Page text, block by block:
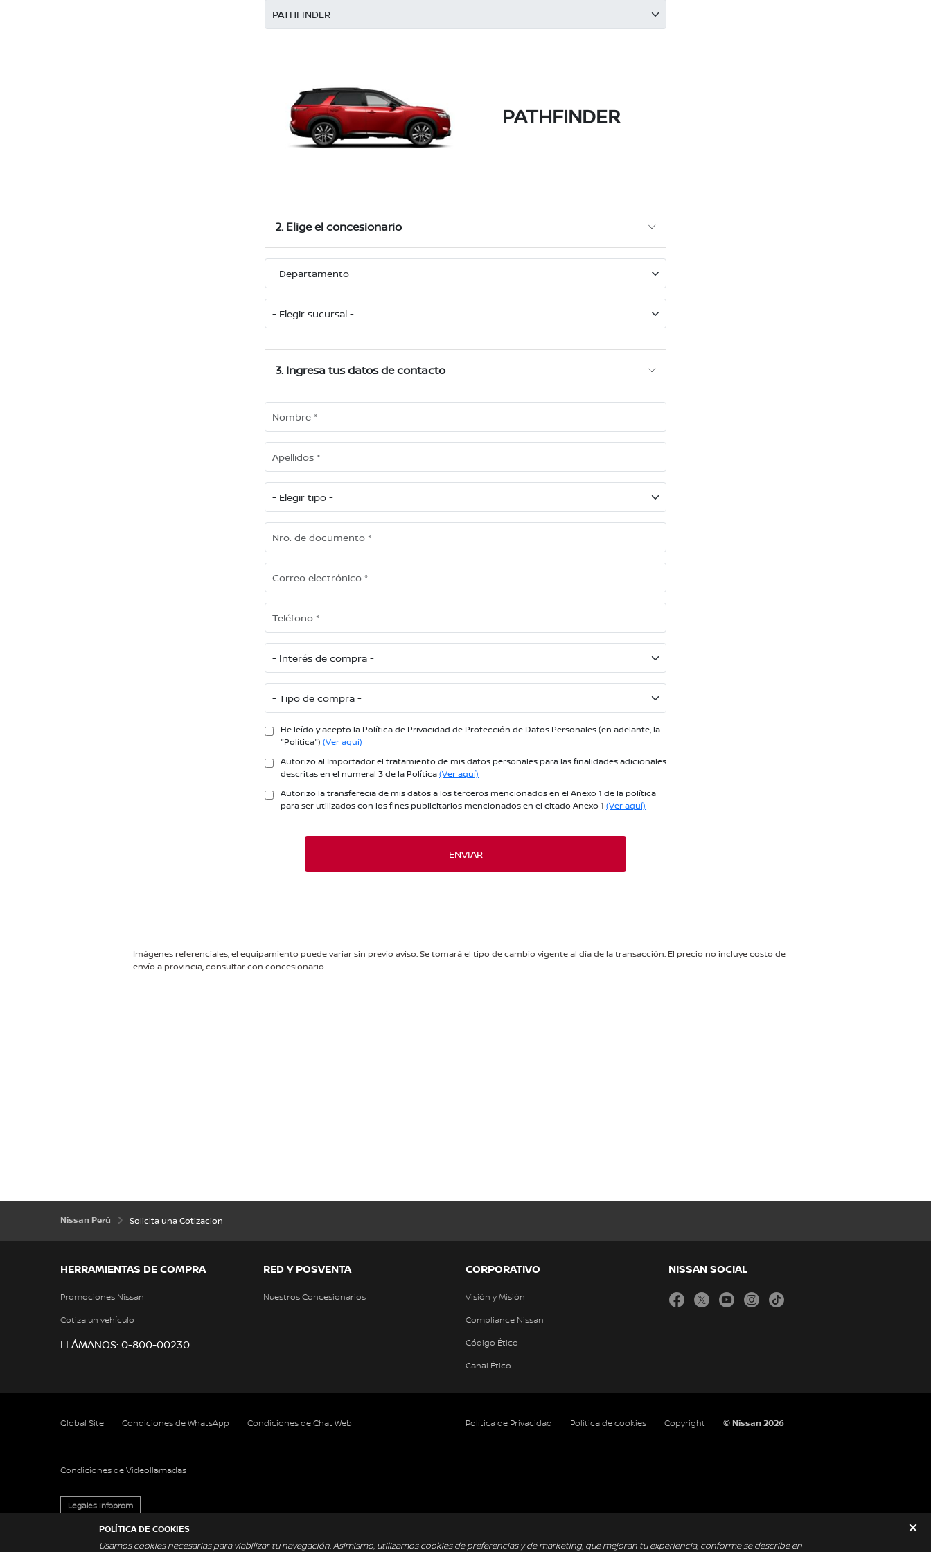
POLÍTICA DE COOKIES
Usamos cookies necesarias para viabilizar tu navegación. Asimismo, utilizamos cookies de preferencias y de marketing, que mejoran tu experiencia, conforme se describe en
Nissan Perú Solicita una Cotizacion
HERRAMIENTAS DE COMPRA
Promociones Nissan
Cotiza un vehículo
LLÁMANOS: 0-800-00230
RED Y POSVENTA
Nuestros Concesionarios
CORPORATIVO
Visión y Misión
Compliance Nissan
Código Ético
Canal Ético
NISSAN SOCIAL
facebooktwitteryoutubeinstagram
tiktok
Global Site Condiciones de WhatsApp Condiciones de Chat Web
Condiciones de Videollamadas
Política de Privacidad Política de cookies Copyright © Nissan 2026
Legales Infoprom